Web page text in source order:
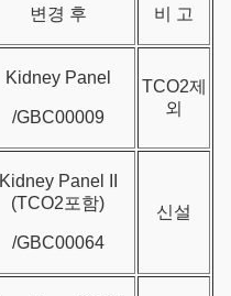
변경 후 비 고
Kidney Panel
/GBC00009
TCO2제
외
Kidney Panel II
(TCO2포함)
/GBC00064
신설